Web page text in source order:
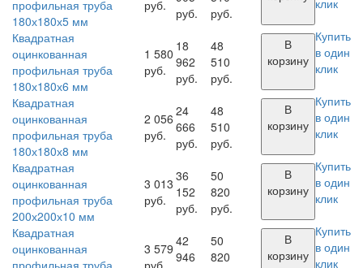
профильная труба
180х180х5 мм
руб.
руб.
руб.
клик
Квадратная
оцинкованная
профильная труба
180х180х6 мм
1 580
руб.
18
962
руб.
48
510
руб.
В
корзину
Купить
в один
клик
Квадратная
оцинкованная
профильная труба
180х180х8 мм
2 056
руб.
24
666
руб.
48
510
руб.
В
корзину
Купить
в один
клик
Квадратная
оцинкованная
профильная труба
200х200х10 мм
3 013
руб.
36
152
руб.
50
820
руб.
В
корзину
Купить
в один
клик
Квадратная
оцинкованная
3 579 42
946
50
820
В
корзину
Купить
в один
клик